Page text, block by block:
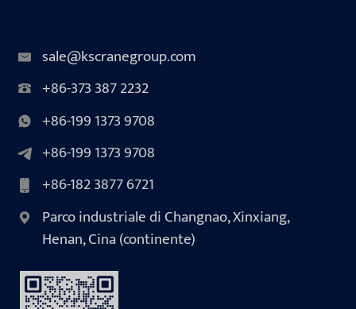
sale@kscranegroup.com
+86-373 387 2232
+86-199 1373 9708
+86-199 1373 9708
+86-182 3877 6721
Parco industriale di Changnao, Xinxiang,
Henan, Cina (continente)